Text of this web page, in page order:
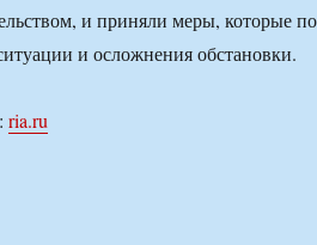
и приняли меры, которые
и осложнения обстановки.
ria.ru